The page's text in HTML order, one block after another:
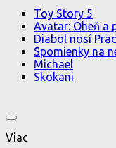
Toy Story 5
Avatar: Oheň a
Diabol nosí
Spomienky na
Michael
Skokani
Viac